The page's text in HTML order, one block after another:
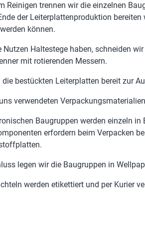
Reinigen trennen wir die einzelnen
der Leiterplattenproduktion
können.
Nutzen Haltestege haben, schneiden
mit rotierenden Messern.
die bestückten Leiterplatten bereit zur
verwendeten
Baugruppen werden einzeln
erfordern beim Verpacken
legen wir die Baugruppen in
werden etikettiert und per Kurier